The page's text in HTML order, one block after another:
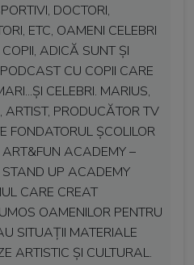
DOCTORI,
ETC, OAMENI CELEBRI
ADICĂ SUNT ȘI
CU COPII CARE
CELEBRI. MARIUS,
PRODUCĂTOR TV
FONDATORUL ȘCOLILOR
ACADEMY –
UP ACADEMY
CARE CREAT
OAMENILOR PENTRU
SITUAȚII MATERIALE
ARTISTIC ȘI CULTURAL.